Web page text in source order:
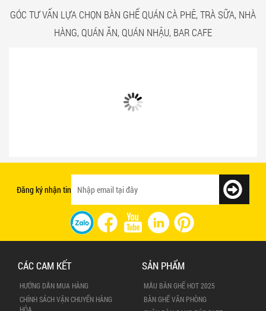
GÓC TƯ VẤN LỰA CHỌN BÀN GHẾ QUÁN CÀ PHÊ, TRÀ SỮA, NHÀ
HÀNG, QUÁN ĂN, QUÁN NHẬU, BAR CAFE
Đăng ký nhận tin
CÁC CAM KẾT
HƯỚNG DẪN MUA HÀNG
CHÍNH SÁCH VẬN CHUYỂN HÀNG
SẢN PHẨM
MẪU BÀN GHẾ HOT 2025
BÀN GHẾ VĂN PHÒNG